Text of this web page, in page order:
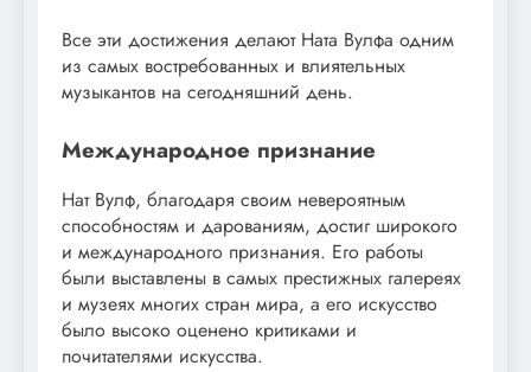
Все эти достижения делают Ната Вулфа одним
из самых востребованных и влиятельных
музыкантов на сегодняшний день.
Международное признание
Нат Вулф, благодаря своим невероятным
способностям и дарованиям, достиг широкого
и международного признания. Его работы
были выставлены в самых престижных галереях
и музеях многих стран мира, а его искусство
было высоко оценено критиками и
почитателями искусства.